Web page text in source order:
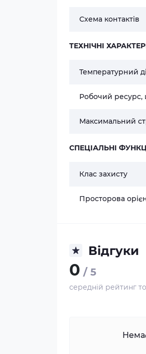
Схема контактів
ТЕХНІЧНІ
Температурний
Робочий ресурс,
Максимальний
СПЕЦІАЛЬНІ
Клас захисту
Просторова
Відгуки
0 / 5
середній рейтинг